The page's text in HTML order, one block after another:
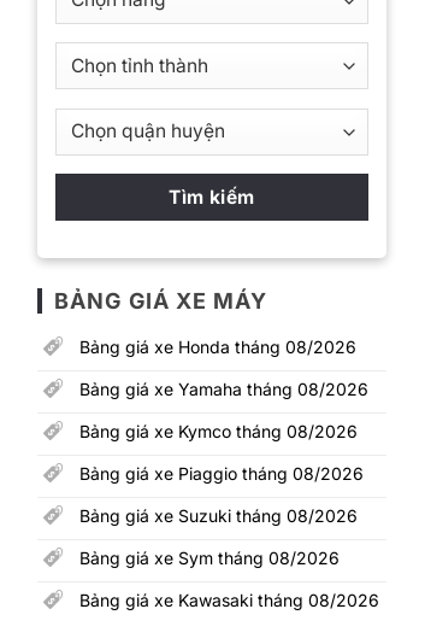
BẢNG GIÁ XE MÁY
Bảng giá xe Honda tháng 08/2026
Bảng giá xe Yamaha tháng 08/2026
Bảng giá xe Kymco tháng 08/2026
Bảng giá xe Piaggio tháng 08/2026
Bảng giá xe Suzuki tháng 08/2026
Bảng giá xe Sym tháng 08/2026
Bảng giá xe Kawasaki tháng 08/2026